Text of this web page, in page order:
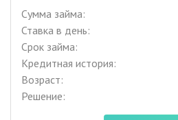
Сумма займа:
Ставка в день:
Срок займа:
Кредитная история:
Возраст:
Решение: